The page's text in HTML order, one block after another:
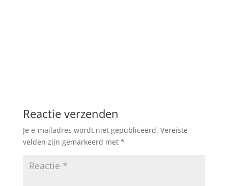
Reactie verzenden
Je e-mailadres wordt niet gepubliceerd. Vereiste
velden zijn gemarkeerd met *